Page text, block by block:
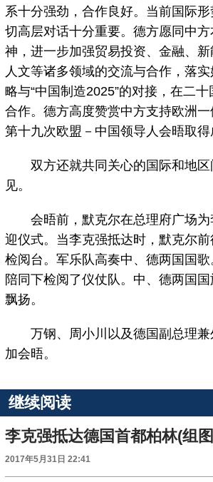
系十分强劲，合作良好。当前国际
切高层对话十分重要。德方愿同中
神，进一步加强贸易投资、金融、新
人文等诸多领域的交流与合作，落实
略与“中国制造2025”的对接，在二
合作。德方高度赞赏中方支持欧洲
第十九次欧盟－中国领导人会晤取得
双方还就共同关心的国际和地区
见。
会晤前，默克尔在总理府广场为
迎仪式。当李克强抵达时，默克尔
检阅台。军乐队高奏中、德两国国
陪同下检阅了仪仗队。中、德两国
飘扬。
万钢、周小川以及德国副总理兼
加会晤。
继续阅读
李克强抵达德国首都柏林(组
2017年5月31日 22:41